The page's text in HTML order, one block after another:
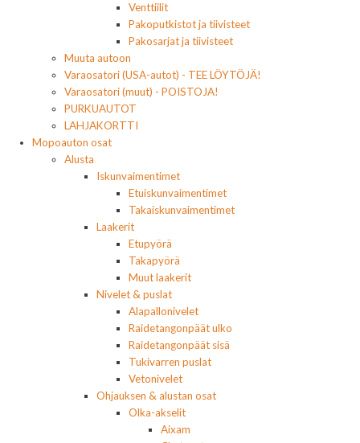
Venttiilit
Pakoputkistot ja tiivisteet
Pakosarjat ja tiivisteet
Muuta autoon
Varaosatori (USA-autot) - TEE LÖYTÖJÄ!
Varaosatori (muut) - POISTOJA!
PURKUAUTOT
LAHJAKORTTI
Mopoauton osat
Alusta
Iskunvaimentimet
Etuiskunvaimentimet
Takaiskunvaimentimet
Laakerit
Etupyörä
Takapyörä
Muut laakerit
Nivelet & puslat
Alapallonivelet
Raidetangonpäät ulko
Raidetangonpäät sisä
Tukivarren puslat
Vetonivelet
Ohjauksen & alustan osat
Olka-akselit
Aixam